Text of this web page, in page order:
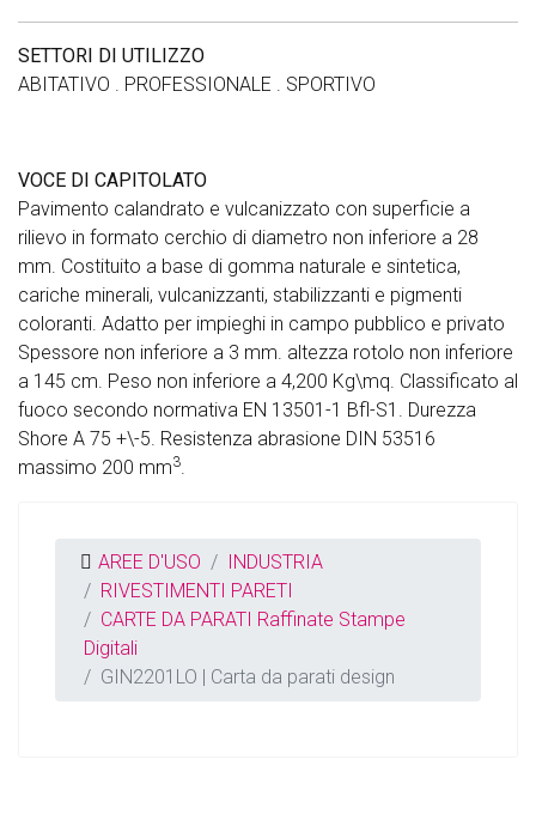
SETTORI DI UTILIZZO
ABITATIVO . PROFESSIONALE . SPORTIVO
VOCE DI CAPITOLATO
Pavimento calandrato e vulcanizzato con superficie a
rilievo in formato cerchio di diametro non inferiore a 28
mm. Costituito a base di gomma naturale e sintetica,
cariche minerali, vulcanizzanti, stabilizzanti e pigmenti
coloranti. Adatto per impieghi in campo pubblico e privato
Spessore non inferiore a 3 mm. altezza rotolo non inferiore
a 145 cm. Peso non inferiore a 4,200 Kg\mq. Classificato al
fuoco secondo normativa EN 13501-1 Bfl-S1. Durezza
Shore A 75 +\-5. Resistenza abrasione DIN 53516
massimo 200 mm3.
AREE D'USO
INDUSTRIA
RIVESTIMENTI PARETI
CARTE DA PARATI Raffinate Stampe
Digitali
GIN2201LO | Carta da parati design